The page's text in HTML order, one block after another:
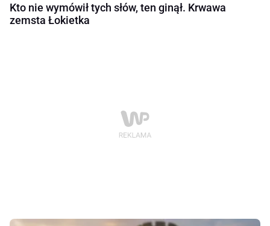
Kto nie wymówił tych słów, ten ginął. Krwawa
zemsta Łokietka